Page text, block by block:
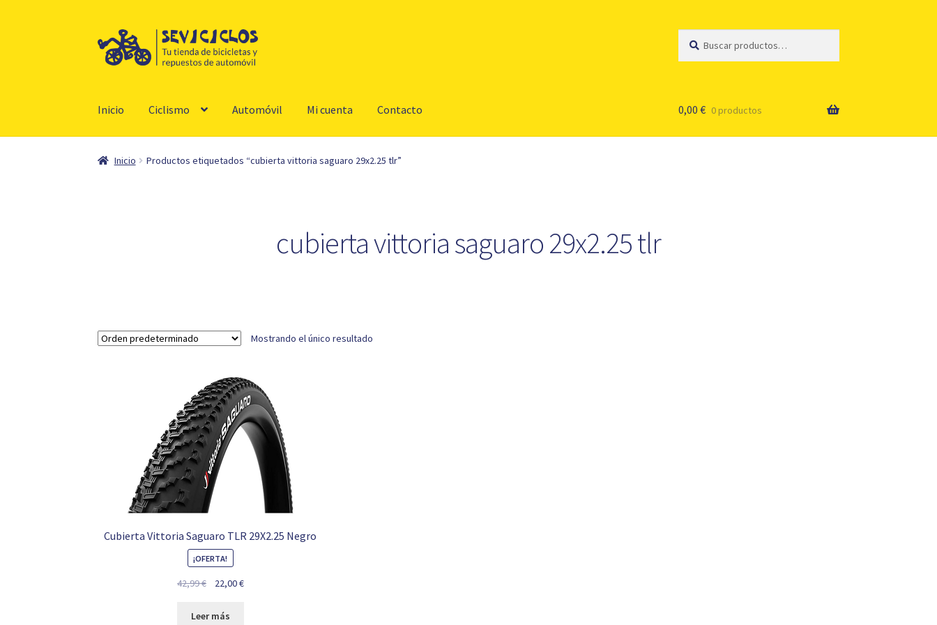
Ir
a
Ir
al
por:
Inicio Ciclismo Automóvil Mi cuenta Contacto 0,00 € 0 productos
Inicio Productos etiquetados “cubierta vittoria saguaro 29x2.25 tlr”
cubierta vittoria saguaro 29x2.25 tlr
Mostrando el único resultado
Cubierta Vittoria Saguaro TLR 29X2.25 Negro
¡OFERTA!
42,99€
original
22,00€El
Leer más